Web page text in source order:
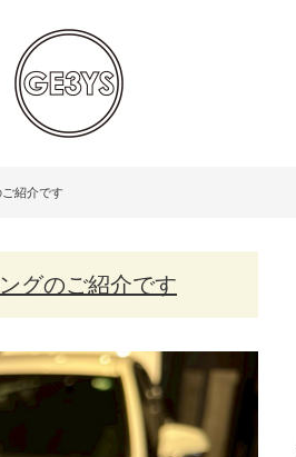
紹介です
グのご紹介です